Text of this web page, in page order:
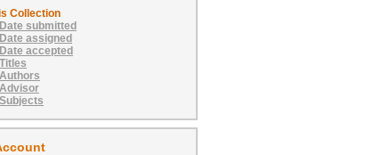
Collection
Date submitted
Date assigned
Date accepted
Titles
Authors
Advisor
Subjects